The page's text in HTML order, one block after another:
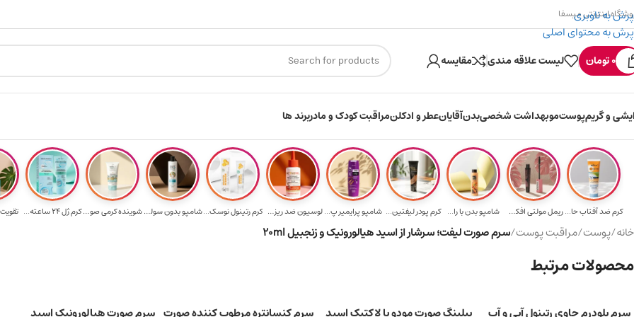
پرش به ناوبری
پرش به محتوای اصلی
هدیه برای خرید های بالای ۵ میلیون ارسال رایگان برای خرید ۳.۵ میلیون به یالا ۳۰۰ میسکوین (۳۰ هزار تومن) هدیه خرید اول
اینترنتی میسفا
0تومان لیست علاقه مندی مقایسه
و گریمپوستموبهداشت شخصیبدنآقایانعطر و ادکلنمراقبت کودک و مادربرند ها
کرم ضد آفتاب حا... ریمل مولتی افکت... شامپو بدن با را... کرم پودر لیفتین... شامپو پرایمیر پ... لوسیون ضد ریزش ... کرم رتینول نوسک... شامپو بدون سولف... شوینده کرمی صور...کرم ژل ۲۴ ساعته...
خانه/پوست/مراقبت پوست/سرم صورت لیفت؛ سرشار از اسید هیالورونیک و زنجبیل 20ml
محصولات مرتبط
سرم بلودرم حاوی رتینول آبی و آب پیلینگ صورت مودو با لاکتیک اسید سرم کنسانتره مرطوب‌ کننده صورت سرم صورت هیالورونیک اسید